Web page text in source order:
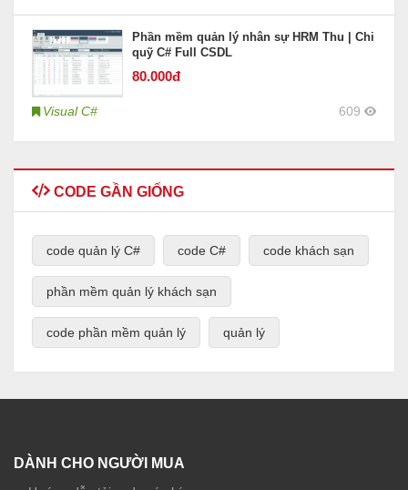
Phần mềm quản lý nhân sự HRM Thu | Chi
quỹ C# Full CSDL
80.000đ
Visual C# 609
CODE GẦN GIỐNG
code quản lý C# code C# code khách sạn
phần mềm quản lý khách sạn
code phần mềm quản lý quản lý
DÀNH CHO NGƯỜI MUA